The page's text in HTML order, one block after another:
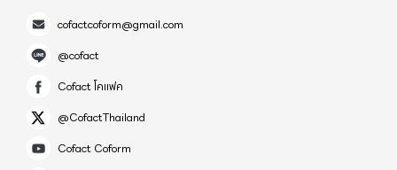
cofactcoform@gmail.com
@cofact
Cofact โคแฟค
@CofactThailand
Cofact Coform